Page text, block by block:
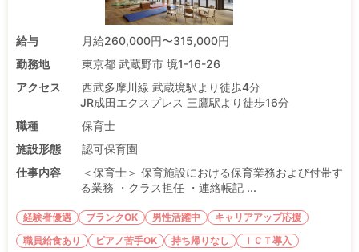
給与
月給260,000円〜315,000円
勤務地
東京都 武蔵野市 境1-16-26
アクセス
西武多摩川線 武蔵境駅より徒歩4分
JR成田エクスプレス 三鷹駅より徒歩16分
職種
保育士
施設形態
認可保育園
仕事内容
＜保育士＞ 保育施設における保育業務および付帯す
る業務 ・クラス担任 ・連絡帳記 ...
経験者優遇 ブランクOK 男性活躍中
キャリアアップ応援
職員給食あり
ピアノ苦手OK 持ち帰りなし ＩＣＴ導入